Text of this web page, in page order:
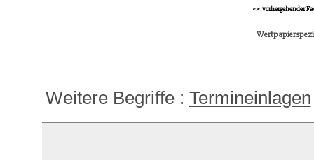
<< vorhergehender
Weitere Begriffe : Termineinlagen